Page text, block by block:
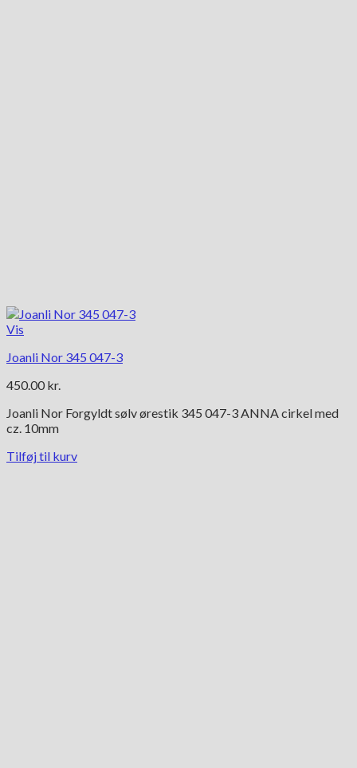
Vis
Joanli Nor 345 047-3
450.00 kr.
Joanli Nor Forgyldt sølv ørestik 345 047-3 ANNA cirkel med
cz. 10mm
Tilføj til kurv